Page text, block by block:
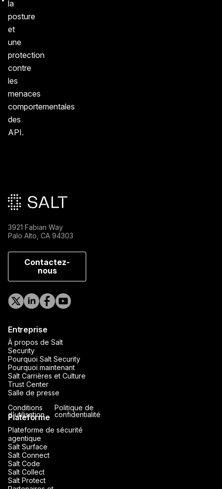
la
posture
et
une
protection
contre
les
menaces
comportementales
des
API.
3921 Fabian Way
Palo Alto, CA 94303
Contactez-
nous
Entreprise
À propos de Salt
Security
Pourquoi Salt Security
Pourquoi maintenant
Salt Carrières et Culture
Trust Center
Salle de presse
Plateforme
Plateforme de sécurité
agentique
Salt Surface
Salt Connect
Salt Code
Salt Collect
Salt Protect
Conditions
d'utilisation
Politique de
confidentialité